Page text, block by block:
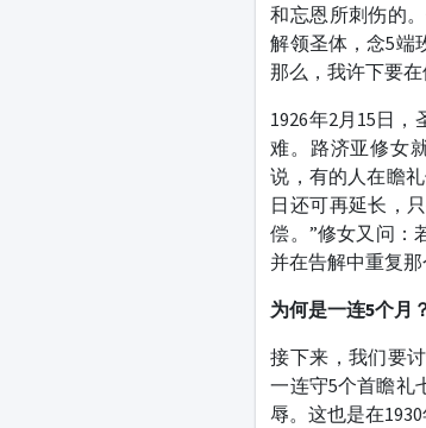
和忘恩所刺伤的
解领圣体，念5端
那么，我许下要
1926年2月15日
难。路济亚修女
说，有的人在瞻
日还可再延长，
偿。”修女又问：
并在告解中重复那
为何是一连5个月
接下来，我们要
一连守5个首瞻礼
辱。这也是在